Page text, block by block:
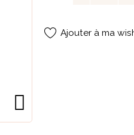
Ajouter à ma